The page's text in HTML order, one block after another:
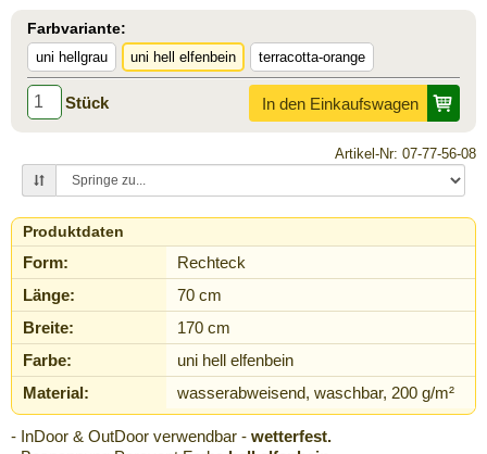
Farbvariante:
uni hellgrau uni hell elfenbein terracotta-orange
Stück In den Einkaufswagen
Artikel-Nr: 07-77-56-08
Produktdaten
Form:
Rechteck
Länge:
70 cm
Breite:
170 cm
Farbe:
uni hell elfenbein
Material:
wasserabweisend, waschbar, 200 g/m²
- InDoor & OutDoor verwendbar - wetterfest.